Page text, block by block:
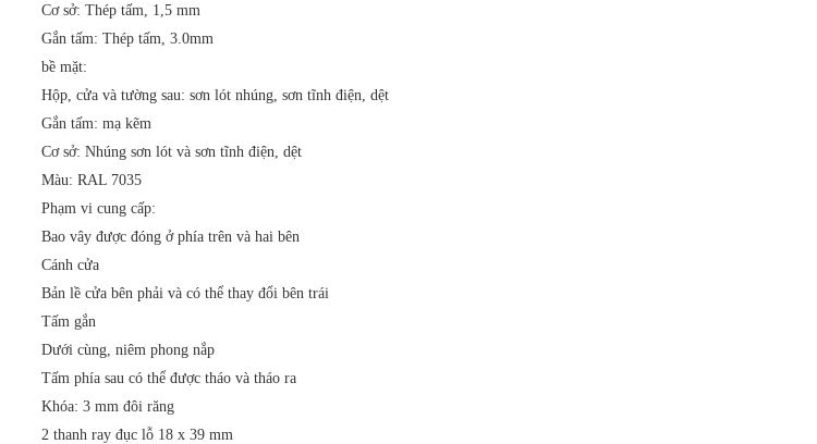
Cơ sở: Thép tấm, 1,5 mm
Gắn tấm: Thép tấm, 3.0mm
bề mặt:
Hộp, cửa và tường sau: sơn lót nhúng, sơn tĩnh điện, dệt
Gắn tấm: mạ kẽm
Cơ sở: Nhúng sơn lót và sơn tĩnh điện, dệt
Màu: RAL 7035
Phạm vi cung cấp:
Bao vây được đóng ở phía trên và hai bên
Cánh cửa
Bản lề cửa bên phải và có thể thay đổi bên trái
Tấm gắn
Dưới cùng, niêm phong nắp
Tấm phía sau có thể được tháo và tháo ra
Khóa: 3 mm đôi răng
2 thanh ray đục lỗ 18 x 39 mm